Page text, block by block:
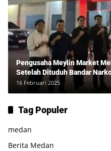
Pengusaha Meylin Market
Setelah Dituduh Bandar
16 Februari 2025
Tag Populer
medan
Berita Medan